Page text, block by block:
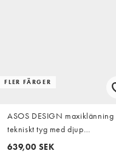
FLER FÄRGER
ASOS DESIGN maxiklänning
tekniskt tyg med djup
halsringning och långa ärmar
639,00 SEK